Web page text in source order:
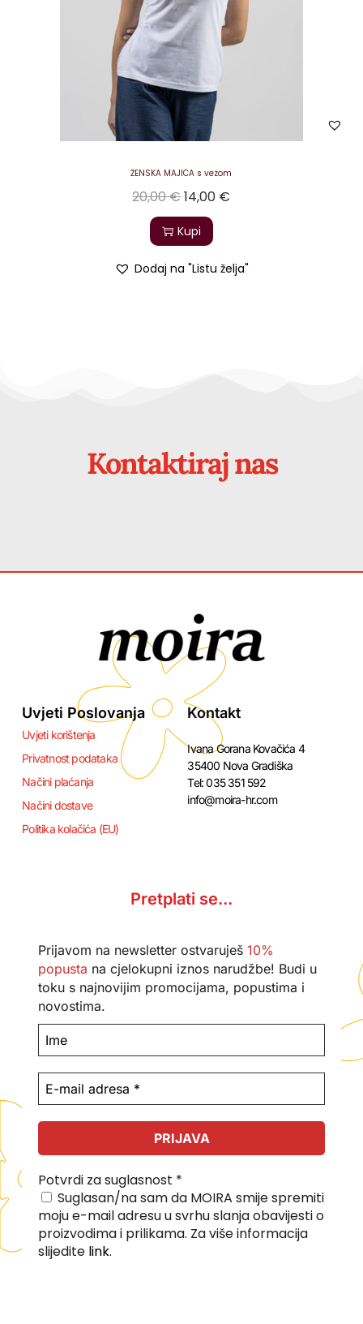
ŽENSKA MAJICA s vezom
20,00€14,00 €
Kupi
Dodaj na "Listu želja"
Kontaktiraj nas
Uvjeti Poslovanja
Uvjeti korištenja
Privatnost podataka
Načini plaćanja
Načini dostave
Politika kolačića (EU)
Kontakt
Ivana Gorana Kovačića 4
35400 Nova Gradiška
Tel: 035 351 592
info@moira-hr.com
Pretplati se...
Prijavom na newsletter ostvaruješ10%
popusta na cjelokupni iznos narudžbe! Budi u
toku s najnovijim promocijama, popustima i
novostima.
Potvrdi za suglasnost *
Suglasan/na sam da MOIRA smije spremiti
moju e-mail adresu u svrhu slanja obavijesti o
proizvodima i prilikama. Za više informacija
slijedite link.